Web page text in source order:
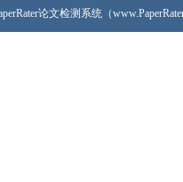
论文检测系统（